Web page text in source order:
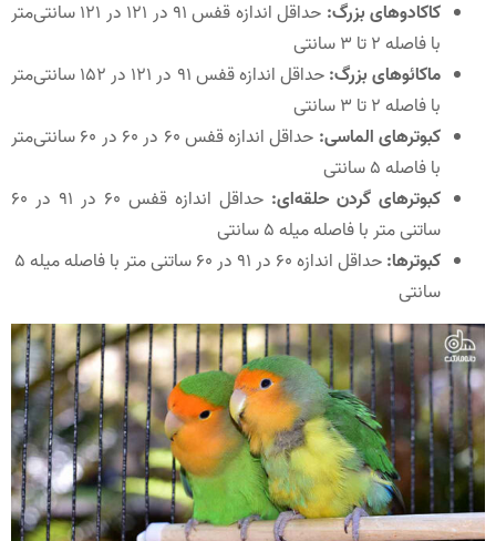
کاکادوهای بزرگ:
حداقل اندازه قفس 91 در 121 در 121 سانتی‌متر
با فاصله 2 تا 3 سانتی‌
ماکائوهای بزرگ:
حداقل اندازه قفس 91 در 121 در 152 سانتی‌متر
با فاصله 2 تا 3 سانتی‌
کبوترهای الماسی:
حداقل اندازه قفس 60 در 60 در 60 سانتی‌متر
با فاصله 5 سانتی‌
کبوترهای گردن حلقه‌ای:
حداقل اندازه قفس 60 در 91 در 60
ساتنی متر با فاصله میله 5 سانتی‌
کبوترها:
حداقل اندازه 60 در 91 در 60 ساتنی متر با فاصله میله 5
سانتی‌